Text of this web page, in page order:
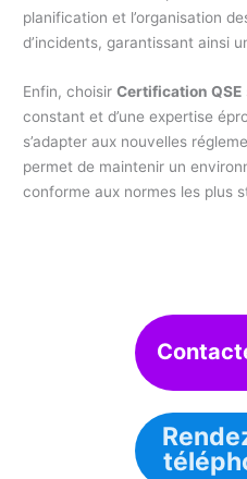
planification et l’organisation
d’incidents, garantissant ainsi
Enfin, choisirCertification QSE
constant et d’une expertise
s’adapter aux nouvelles
permet de maintenir un
conforme aux normes les plus